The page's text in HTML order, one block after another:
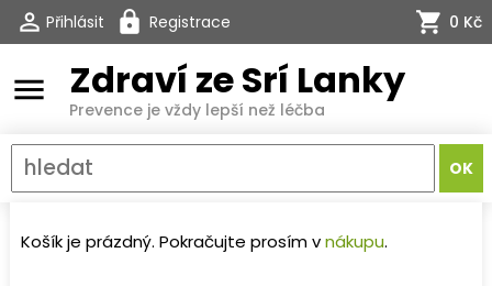
Přihlásit Registrace 0 Kč
menu Zdraví ze Srí Lanky
Prevence je vždy lepší než léčba
Košík je prázdný. Pokračujte prosím vnákupu.